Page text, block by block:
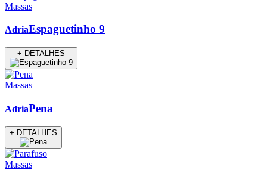
Massas
AdriaEspaguetinho 9
+ DETALHES
Massas
AdriaPena
+ DETALHES
Massas